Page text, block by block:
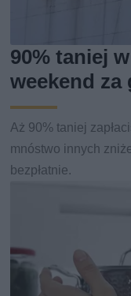
90% taniej
weekend za
Aż 90% taniej
mnóstwo innych
bezpłatnie.